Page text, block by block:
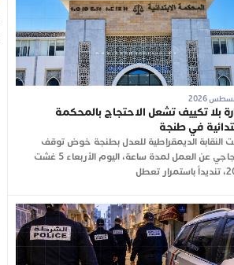
بلا تكييف تشعل الاحتجاج بالمحكمة
في طنجة
النقابة الديمقراطية للعدل بطنجة خوض توقف
احتجاجي عن العمل لمدة ساعة، اليوم الأربعاء 5 غشت
تعطل